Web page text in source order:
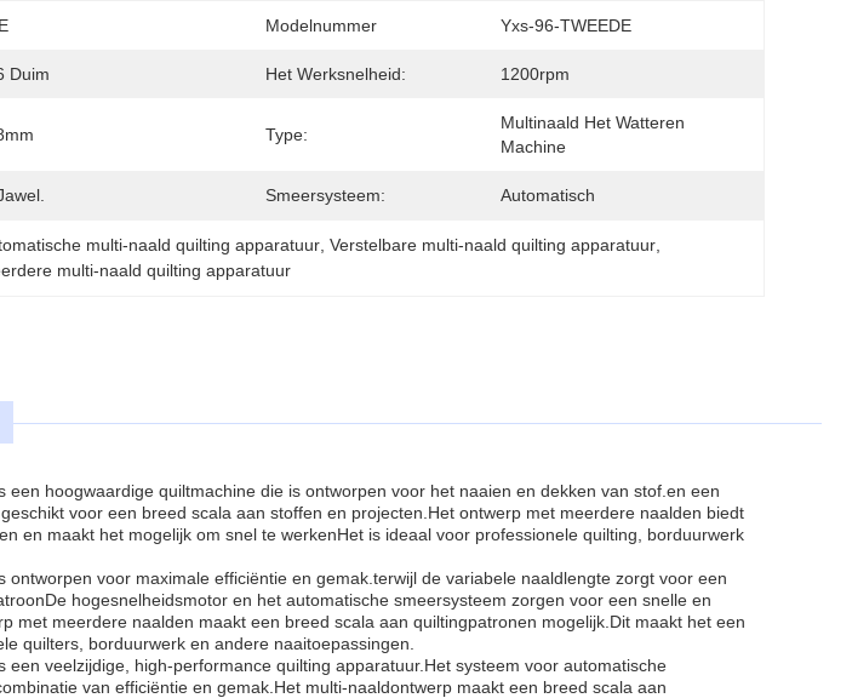
Modelnummer Yxs-96-TWEEDE
Duim Het Werksnelheid: 1200rpm
Type:
Multinaald Het Watteren
Machine
Smeersysteem: Automatisch
multi-naald quilting apparatuur , Verstelbare multi-naald quilting apparatuur
multi-naald quilting apparatuur
een hoogwaardige quiltmachine die is ontworpen voor het naaien en dekken van stof.en een
voor een breed scala aan stoffen en projecten.Het ontwerp met meerdere naalden biedt
en maakt het mogelijk om snel te werkenHet is ideaal voor professionele quilting, borduurwerk
ontworpen voor maximale efficiëntie en gemak.terwijl de variabele naaldlengte zorgt voor een
hogesnelheidsmotor en het automatische smeersysteem zorgen voor een snelle en
met meerdere naalden maakt een breed scala aan quiltingpatronen mogelijk.Dit maakt het een
quilters, borduurwerk en andere naaitoepassingen.
een veelzijdige, high-performance quilting apparatuur.Het systeem voor automatische
van efficiëntie en gemak.Het multi-naaldontwerp maakt een breed scala aan